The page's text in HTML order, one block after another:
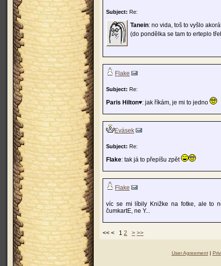
Subject: Re:
Tanein: no vida, toš to vyšlo
(do pondělka se tam to erteplo
Flake
Subject: Re:
Paris Hilton♥: jak říkám, je mi to jedno
Evásek
Subject: Re:
Flake: tak já to přepíšu zpět
Flake
víc se mi líbily Knižke na fotke, ale to
čumkartE, ne Y...
<< < 1 2 > >>
User Agreement|